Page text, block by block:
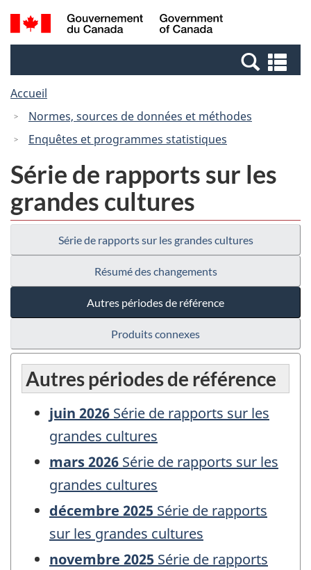
Passer
au
Passer
à
Canada
Recherche
et
et
Accueil
Normes, sources de données et méthodes
Enquêtes et programmes statistiques
Série de rapports sur les
grandes cultures
Série de rapports sur les grandes cultures
Résumé des changements
Autres périodes de référence
Produits connexes
Autres périodes de référence
juin 2026 Série de rapports sur les
grandes cultures
mars 2026 Série de rapports sur les
grandes cultures
décembre 2025 Série de rapports
sur les grandes cultures
novembre 2025 Série de rapports